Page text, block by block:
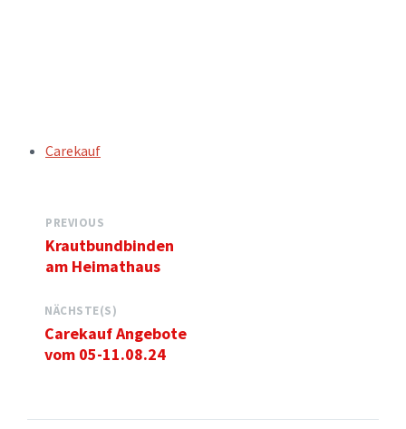
TAGS:Carekauf
PREVIOUS
Krautbundbinden
am Heimathaus
NÄCHSTE(S)
Carekauf Angebote
vom 05-11.08.24